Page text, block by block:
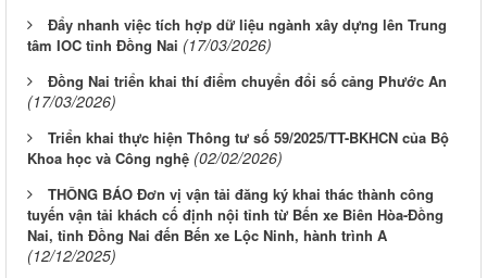
Đẩy nhanh việc tích hợp dữ liệu ngành xây dựng lên Trung
tâm IOC tỉnh Đồng Nai (17/03/2026)
Đồng Nai triển khai thí điểm chuyển đổi số cảng Phước An
(17/03/2026)
Triển khai thực hiện Thông tư số 59/2025/TT-BKHCN của Bộ
Khoa học và Công nghệ (02/02/2026)
THÔNG BÁO Đơn vị vận tải đăng ký khai thác thành công
tuyến vận tải khách cố định nội tỉnh từ Bến xe Biên Hòa-Đồng
Nai, tỉnh Đồng Nai đến Bến xe Lộc Ninh, hành trình A
(12/12/2025)